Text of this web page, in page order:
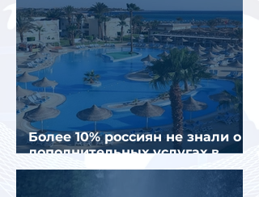
Более 10% россиян не знали о
дополнительных услугах в
отелях